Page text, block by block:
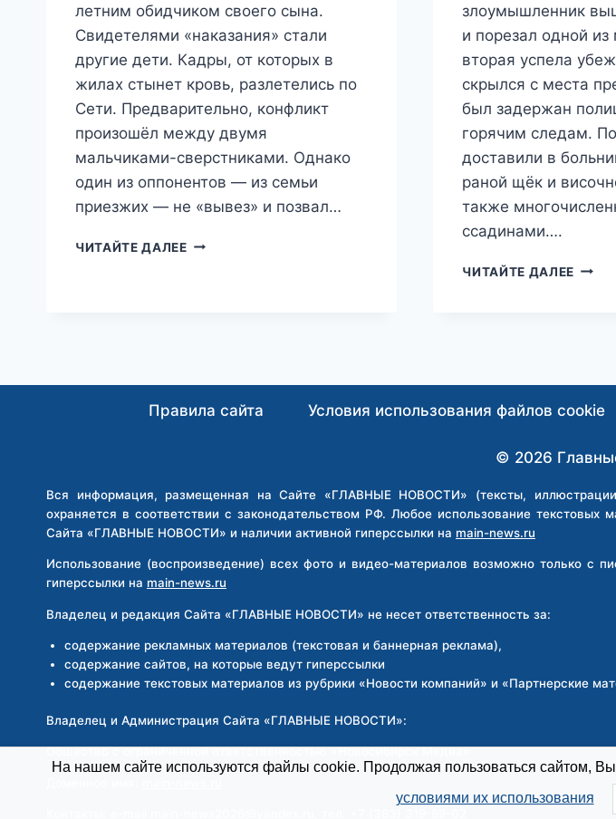
летним обидчиком своего сына.
Свидетелями «наказания» стали
другие дети. Кадры, от которых в
жилах стынет кровь, разлетелись по
Сети. Предварительно, конфликт
произошёл между двумя
мальчиками-сверстниками. Однако
один из оппонентов — из семьи
приезжих — не «вывез» и позвал…
ЧИТАЙТЕ ДАЛЕЕМАТЬ
ДЕТСКОЙ
злоумышленник
и порезал одной
вторая успела
скрылся с места
был задержан
горячим следам.
доставили в
раной щёк и
также
ссадинами….
ЧИТАЙТЕ ДАЛЕЕ
Правила сайта Условия использования файлов cookie
© 2026
Вся информация, размещенная на Сайте «ГЛАВНЫЕ НОВОСТИ» (тексты,
охраняется в соответствии с законодательством РФ. Любое использование
Сайта «ГЛАВНЫЕ НОВОСТИ» и наличии активной гиперссылки на main-news.ru
Использование (воспроизведение) всех фото и видео-материалов возможно только
гиперссылки на main-news.ru
Владелец и редакция Сайта «ГЛАВНЫЕ НОВОСТИ» не несет ответственность за:
содержание рекламных материалов (текстовая и баннерная реклама),
содержание сайтов, на которые ведут гиперссылки
содержание текстовых материалов из рубрики «Новости компаний» и «Партнерские
Владелец и Администрация Сайта «ГЛАВНЫЕ НОВОСТИ»:
Общество с ограниченной ответственностью «Новосибирск Медиа»
На нашем сайте используются файлы cookie. Продолжая пользоваться сайтом,
условиями их использования